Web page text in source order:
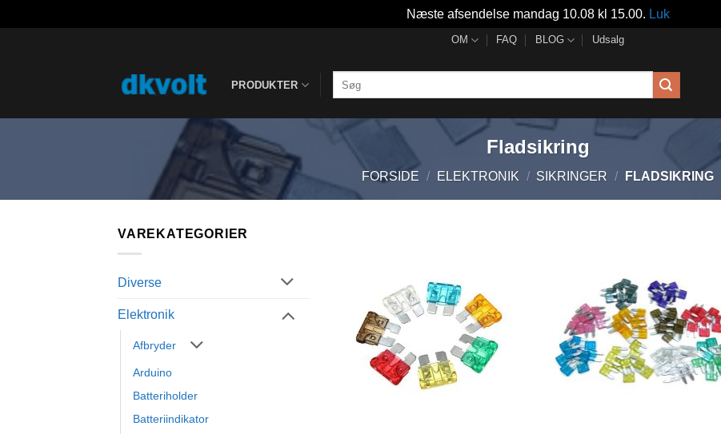
Næste afsendelse mandag 10.08 kl 15.00. Luk
OM FAQ BLOG Udsalg
PRODUKTER
efter:
Fladsikring
FORSIDE / ELEKTRONIK / SIKRINGER / FLADSIKRING
VAREKATEGORIER
Diverse
Elektronik
Afbryder
Arduino
Batteriholder
Batteriindikator